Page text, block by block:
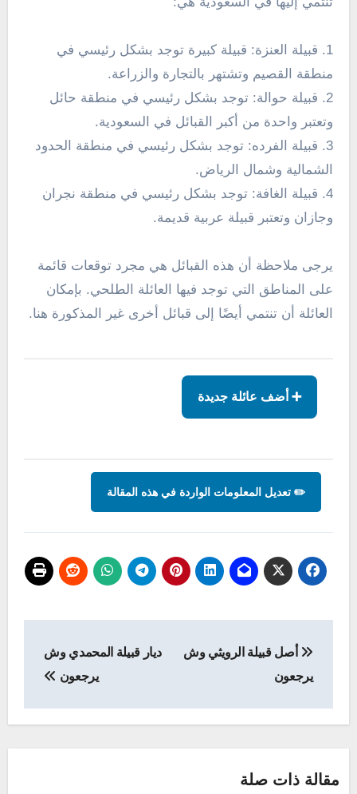
1. قبيلة العنزة: قبيلة كبيرة توجد بشكل رئيسي في
منطقة القصيم وتشتهر بالتجارة والزراعة.
2. قبيلة حوالة: توجد بشكل رئيسي في منطقة حائل
وتعتبر واحدة من أكبر القبائل في السعودية.
3. قبيلة الفرده: توجد بشكل رئيسي في منطقة الحدود
الشمالية وشمال الرياض.
4. قبيلة الغافة: توجد بشكل رئيسي في منطقة نجران
وجازان وتعتبر قبيلة عربية قديمة.
يرجى ملاحظة أن هذه القبائل هي مجرد توقعات قائمة
على المناطق التي توجد فيها العائلة الطلحي. بإمكان
العائلة أن تنتمي أيضًا إلى قبائل أخرى غير المذكورة هنا.
➕ أضف عائلة جديدة
✏️ تعديل المعلومات الواردة في هذه المقالة
المقالات
أصل قبيلة الرويثي وش
يرجعون
ديار قبيلة المحمدي وش
يرجعون
مقالة ذات صلة